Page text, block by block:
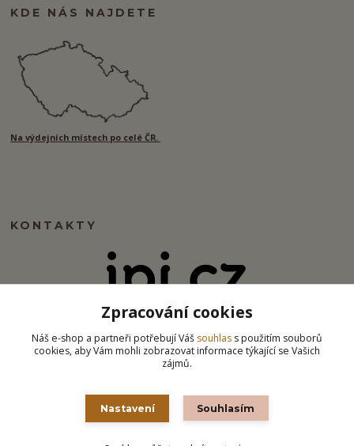
KDE NÁS NAJDETE
Na výdejních místech po celé ČR.
KONTAKTY
info@ipj.cz
Zpracování cookies
Náš e-shop a partneři potřebují Váš souhlas s použitím souborů
cookies, aby Vám mohli zobrazovat informace týkající se Vašich
zájmů.
Nastavení Souhlasím